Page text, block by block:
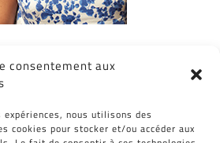
consentement aux
nous utilisons des
cookies pour stocker et/ou accéder aux
© Cid-Plastiques 2020 - 2026 |